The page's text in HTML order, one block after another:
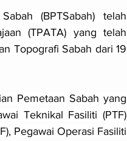
(BPTSabah) telah
(TPATA) yang telah
Topografi Sabah dari 19
Pemetaan Sabah yang
Teknikal Fasiliti (PTF)
Pegawai Operasi Fasiliti